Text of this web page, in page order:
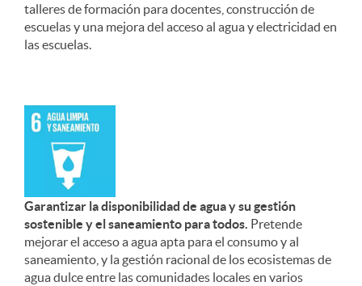
talleres de formación para docentes, construcción de
escuelas y una mejora del acceso al agua y electricidad en
las escuelas.
Garantizar la disponibilidad de agua y su gestión
sostenible y el saneamiento para todos. Pretende
mejorar el acceso a agua apta para el consumo y al
saneamiento, y la gestión racional de los ecosistemas de
agua dulce entre las comunidades locales en varios